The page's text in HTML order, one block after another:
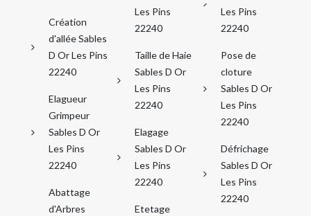
Création
d'allée Sables
D Or Les Pins
22240
Elagueur
Grimpeur
Sables D Or
Les Pins
22240
Abattage
d'Arbres
Les Pins
22240
Taille de Haie
Sables D Or
Les Pins
22240
Elagage
Sables D Or
Les Pins
22240
Etetage
Les Pins
22240
Pose de
cloture
Sables D Or
Les Pins
22240
Défrichage
Sables D Or
Les Pins
22240